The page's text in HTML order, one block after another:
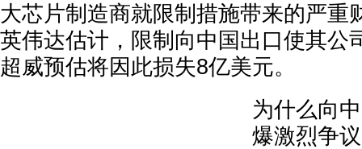
大芯片制造商就限制措施带来的严重
英伟达估计，限制向中国出口使其公
超威预估将因此损失8亿美元。
为什么向
爆激烈争